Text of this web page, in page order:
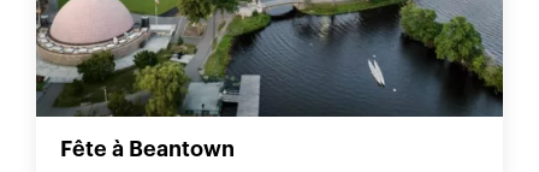
Fête à Beantown